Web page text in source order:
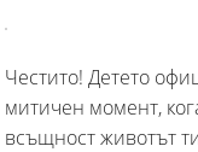
Честито! Детето
митичен момент,
всъщност животът